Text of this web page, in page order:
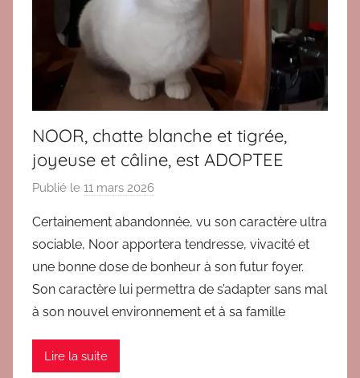
d
u
l
e
s
NOOR, chatte blanche et tigrée,
joyeuse et câline, est ADOPTEE
Publié le 11 mars 2026
r
V
E
R
O
Certainement abandonnée, vu son caractère ultra
sociable, Noor apportera tendresse, vivacité et
une bonne dose de bonheur à son futur foyer.
Son caractère lui permettra de s’adapter sans mal
à son nouvel environnement et à sa famille
Lire la suite